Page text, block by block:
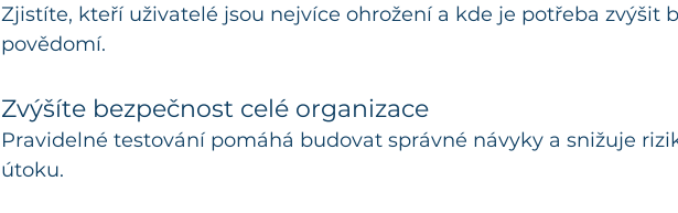
Zjistíte, kteří uživatelé jsou nejvíce ohrožení a kde je potřeba zvýšit
povědomí.
Zvýšíte bezpečnost celé organizace
Pravidelné testování pomáhá budovat správné návyky a snižuje
útoku.